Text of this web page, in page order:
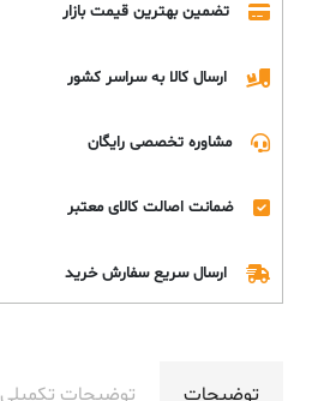
تضمین بهترین قیمت بازار
ارسال کالا به سراسر کشور
مشاوره تخصصی رایگان
ضمانت اصالت کالای معتبر
ارسال سریع سفارش خرید
توضیحات توضیحات تکمیلی